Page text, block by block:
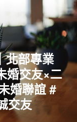
北部專業
婚交友×二
婚聯誼 #
交友